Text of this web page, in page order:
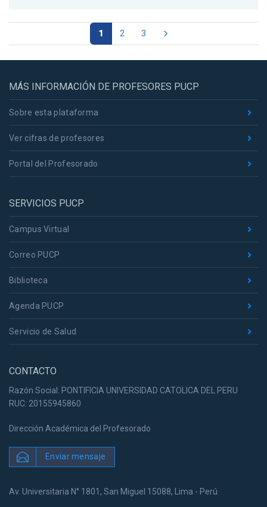
1 2 3
MÁS INFORMACIÓN DE PROFESORES PUCP
Sobre esta plataforma
Ver cifras de profesores
Portal del Profesorado
SERVICIOS PUCP
Campus Virtual
Correo PUCP
Biblioteca
Agenda PUCP
Servicio de Salud
CONTACTO
Razón Social: PONTIFICIA UNIVERSIDAD CATOLICA DEL PERU
RUC: 20155945860
Dirección Académica del Profesorado
Enviar mensaje
Av. Universitaria N° 1801, San Miguel 15088, Lima - Perú